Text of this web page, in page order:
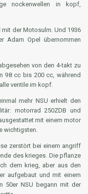
nockenwellen in kopf,
mit der Motosulm. Und 1936
Adam Opel übernommen
von den 4-takt zu
98 cc bis 200 cc, während
ventile im kopf.
mehr NSU erhielt den
motorrad 250ZDB und
mit einem motor
wichtigsten.
zerstört bei einem angriff
des krieges. Die pflanze
dem krieg, aber aus den
aufgebaut und mit einem
50er NSU begann mit der